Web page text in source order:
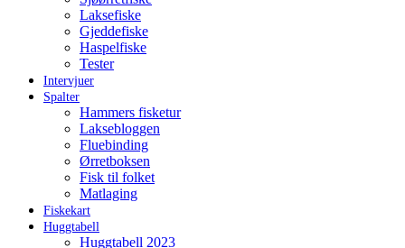
Laksefiske
Gjeddefiske
Haspelfiske
Tester
Intervjuer
Spalter
Hammers fisketur
Laksebloggen
Fluebinding
Ørretboksen
Fisk til folket
Matlaging
Fiskekart
Huggtabell
Huggtabell 2023